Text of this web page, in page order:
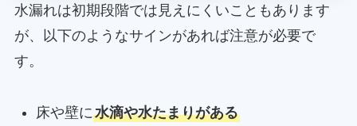
水漏れは初期段階では見えにくいこともあります
が、以下のようなサインがあれば注意が必要で
す。
床や壁に水滴や水たまりがある